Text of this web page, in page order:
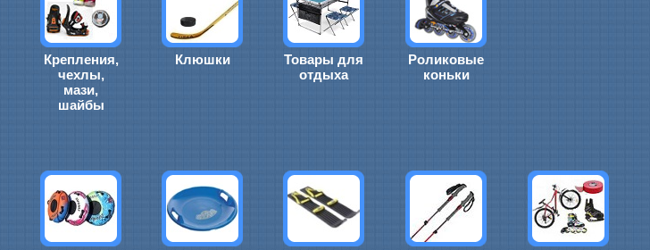
Крепления,
чехлы,
мази,
шайбы
Клюшки
Товары для
отдыха
Роликовые
коньки